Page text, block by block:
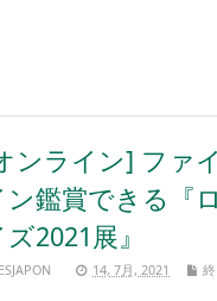
ンライン] ファ
ン鑑賞できる『
2021展』
14, 7月, 2021